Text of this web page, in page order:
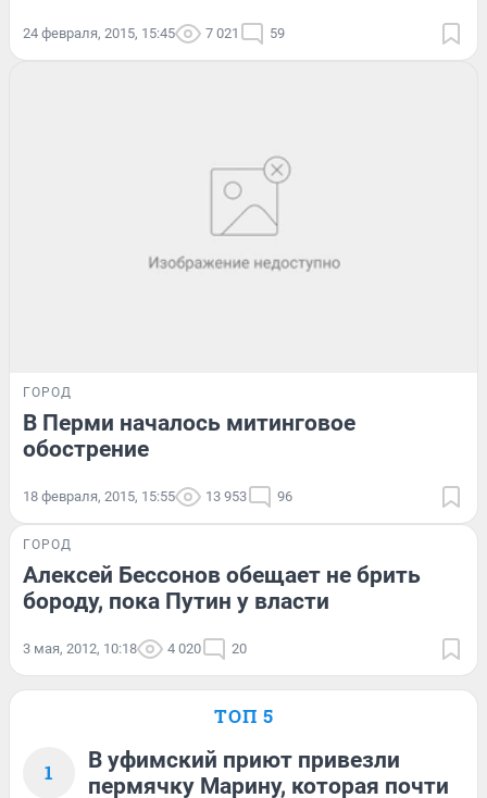
24 февраля, 2015, 15:45 7 021 59
ГОРОД
В Перми началось митинговое
обострение
18 февраля, 2015, 15:55 13 953 96
ГОРОД
Алексей Бессонов обещает не брить
бороду, пока Путин у власти
3 мая, 2012, 10:18 4 020 20
ТОП 5
1
В уфимский приют привезли
пермячку Марину, которая почти